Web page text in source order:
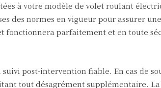
à votre modèle de volet roulant
des normes en vigueur pour assurer
fonctionnera parfaitement et en toute
post-intervention fiable. En cas de
tout désagrément supplémentaire.